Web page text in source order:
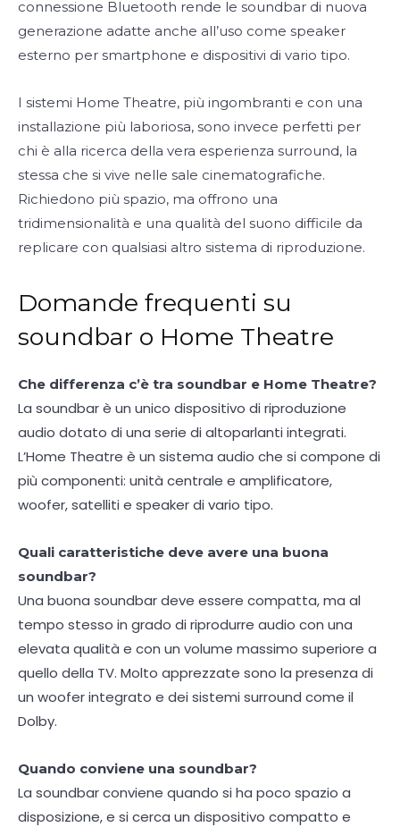
connessione Bluetooth rende le soundbar di nuova
generazione adatte anche all’uso come speaker
esterno per smartphone e dispositivi di vario tipo.
I sistemi Home Theatre, più ingombranti e con una
installazione più laboriosa, sono invece perfetti per
chi è alla ricerca della vera esperienza surround, la
stessa che si vive nelle sale cinematografiche.
Richiedono più spazio, ma offrono una
tridimensionalità e una qualità del suono difficile da
replicare con qualsiasi altro sistema di riproduzione.
Domande frequenti su
soundbar o Home Theatre
Che differenza c’è tra soundbar e Home Theatre?
La soundbar è un unico dispositivo di riproduzione
audio dotato di una serie di altoparlanti integrati.
L’Home Theatre è un sistema audio che si compone di
più componenti: unità centrale e amplificatore,
woofer, satelliti e speaker di vario tipo.
Quali caratteristiche deve avere una buona
soundbar?
Una buona soundbar deve essere compatta, ma al
tempo stesso in grado di riprodurre audio con una
elevata qualità e con un volume massimo superiore a
quello della TV. Molto apprezzate sono la presenza di
un woofer integrato e dei sistemi surround come il
Dolby.
Quando conviene una soundbar?
La soundbar conviene quando si ha poco spazio a
disposizione, e si cerca un dispositivo compatto e